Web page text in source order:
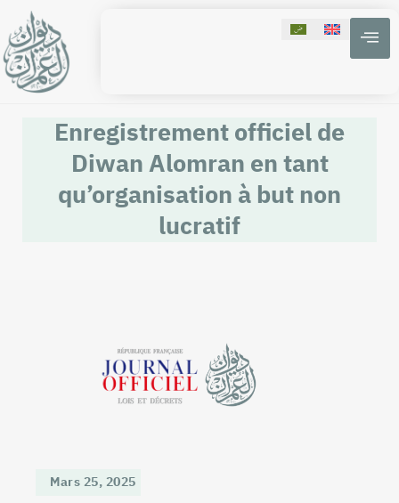
Enregistrement officiel de
Diwan Alomran en tant
qu’organisation à but non
lucratif
Mars 25, 2025